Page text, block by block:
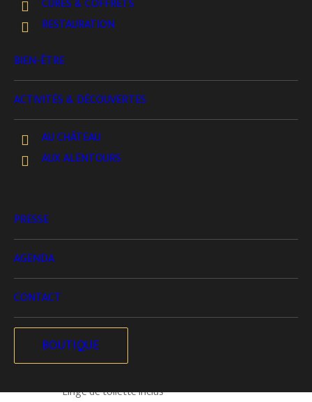
CURES & COFFRETS
RESTAURATION
BIEN-ÊTRE
ACTIVITÉS & DÉCOUVERTES
AU CHÂTEAU
AUX ALENTOURS
PRESSE
AGENDA
CONTACT
BOUTIQUE
déjeuner complet
Une expérience où chaque instant célèbre le
romantisme à la française.
Séjour valable pour deux personnes, sur
réservation uniquement.
Équipements & Services
Lit Queen size + 1 lit-canapé une place
Authentique coiffeuse époque, armoire
Linge de lit en en coton de soie
Linge de toilette inclus